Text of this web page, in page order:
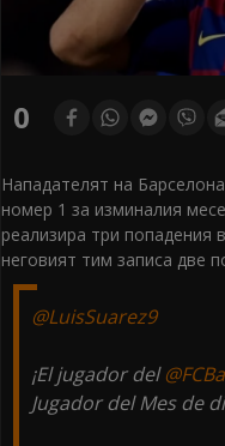
0
Нападателят на
номер 1 за изминалия
реализира три
неговият тим записа две
@LuisSuarez9
¡El jugador del
Jugador del Mes de